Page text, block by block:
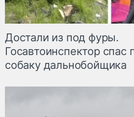
Достали из под фуры.
Госавтоинспектор спас
собаку дальнобойщика